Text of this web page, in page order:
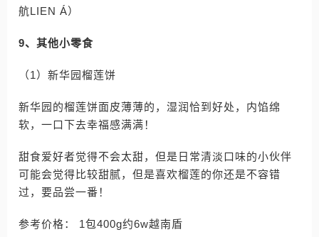
航LIEN Á）
9、其他小零食
（1）新华园榴莲饼
新华园的榴莲饼面皮薄薄的，湿润恰到好处，内馅绵
软，一口下去幸福感满满！
甜食爱好者觉得不会太甜，但是日常清淡口味的小伙伴
可能会觉得比较甜腻，但是喜欢榴莲的你还是不容错
过，要品尝一番！
参考价格： 1包400g约6w越南盾